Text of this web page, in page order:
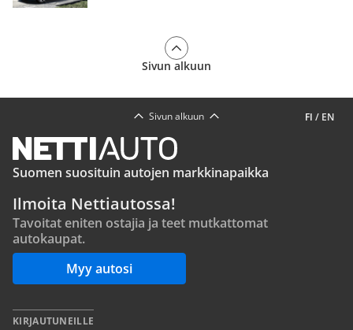
Sivun alkuun
FI / EN
Sivun alkuun
Suomen suosituin autojen markkinapaikka
Ilmoita Nettiautossa!
Tavoitat eniten ostajia ja teet mutkattomat
autokaupat.
Myy autosi
KIRJAUTUNEILLE